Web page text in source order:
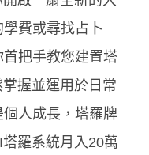
費或尋找占卜
把手教您建置塔
握並運用於日常
人成長，塔羅牌
羅系統月入20萬